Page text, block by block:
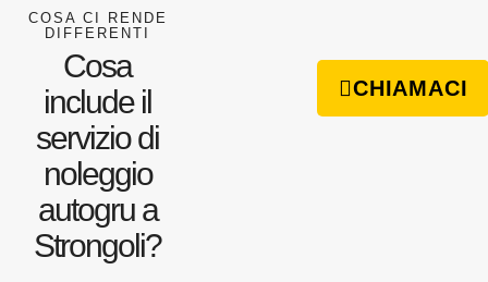
COSA CI RENDE
DIFFERENTI
Cosa
include il
servizio di
noleggio
autogru a
Strongoli?
CHIAMACI